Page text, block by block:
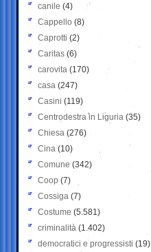
canile (4)
Cappello (8)
Caprotti (2)
Caritas (6)
carovita (170)
casa (247)
Casini (119)
Centrodestra in Liguria (35)
Chiesa (276)
Cina (10)
Comune (342)
Coop (7)
Cossiga (7)
Costume (5.581)
criminalità (1.402)
democratici e progressisti (19)